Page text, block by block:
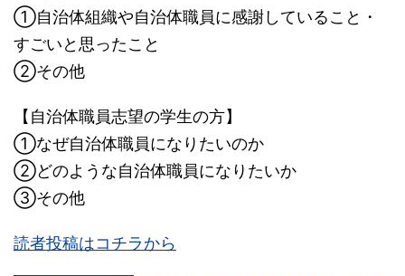
①自治体組織や自治体職員に感謝していること・
すごいと思ったこと
②その他
【自治体職員志望の学生の方】
①なぜ自治体職員になりたいのか
②どのような自治体職員になりたいか
③その他
読者投稿はコチラから